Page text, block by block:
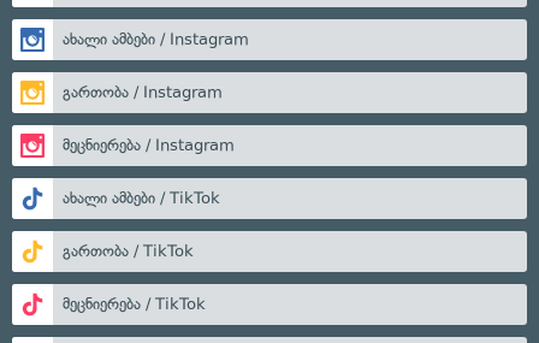
ახალი ამბები / Instagram
გართობა / Instagram
მეცნიერება / Instagram
ახალი ამბები / TikTok
გართობა / TikTok
მეცნიერება / TikTok